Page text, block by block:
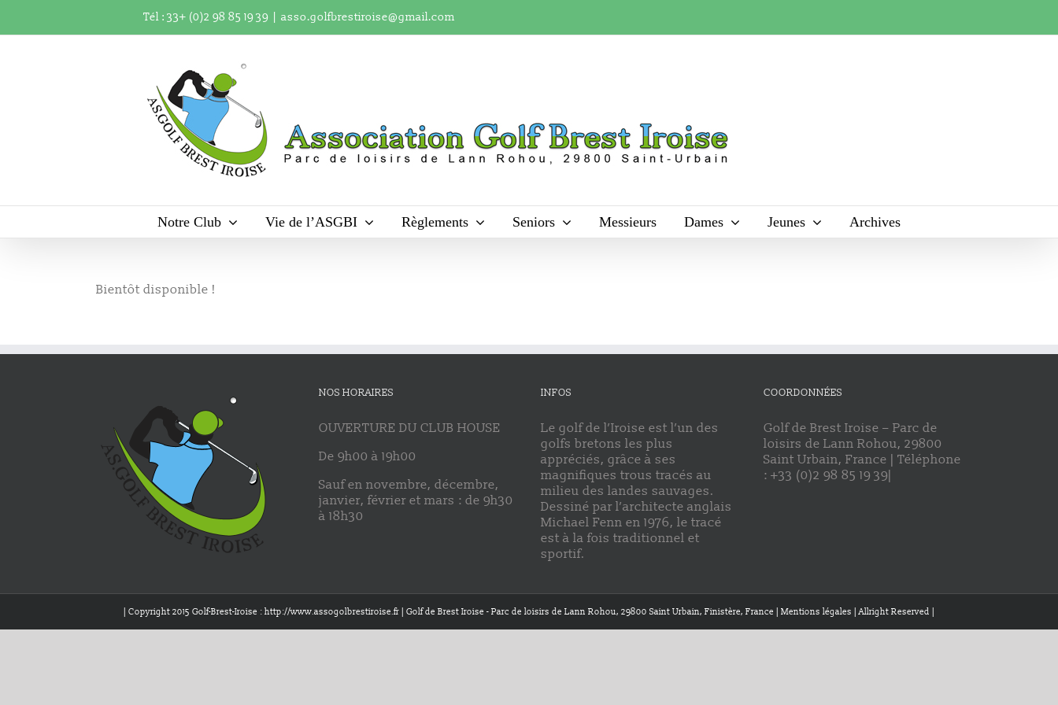
contenu
Tél : 33+ (0)2 98 85 19 39 asso.golfbrestiroise@gmail.com
Notre Club Vie de l’ASGBI Règlements Seniors Messieurs Dames Jeunes Archives
Bientôt disponible !
NOS HORAIRES
OUVERTURE DU CLUB HOUSE
De 9h00 à 19h00
Sauf en novembre, décembre,
janvier, février et mars : de 9h30
à 18h30
INFOS
Le golf de l’Iroise est l’un des
golfs bretons les plus
appréciés, grâce à ses
magnifiques trous tracés au
milieu des landes sauvages.
Dessiné par l’architecte anglais
Michael Fenn en 1976, le tracé
est à la fois traditionnel et
sportif.
COORDONNÉES
Golf de Brest Iroise – Parc de
loisirs de Lann Rohou, 29800
Saint Urbain, France | Téléphone
: +33 (0)2 98 85 19 39|
| Copyright 2015 Golf-Brest-Iroise : http://www.assogolbrestiroise.fr | Golf de Brest Iroise - Parc de loisirs de Lann Rohou, 29800 Saint Urbain, Finistère, France | Mentions légales | Allright Reserved |